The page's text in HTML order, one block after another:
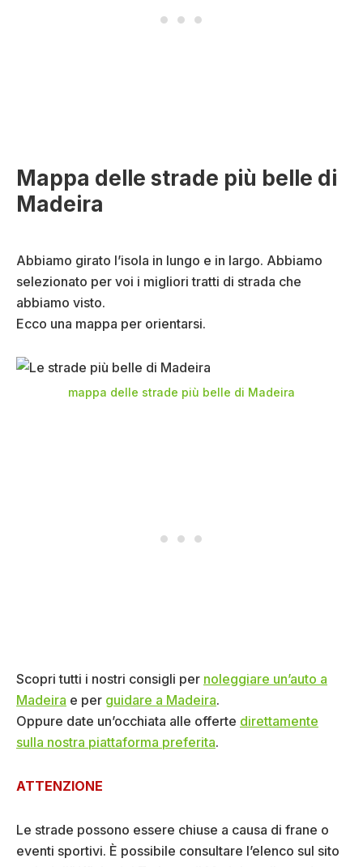
Mappa delle strade più belle di
Madeira
Abbiamo girato l’isola in lungo e in largo. Abbiamo
selezionato per voi i migliori tratti di strada che
abbiamo visto.
Ecco una mappa per orientarsi.
mappa delle strade più belle di Madeira
Scopri tutti i nostri consigli per noleggiare un’auto a
Madeira e per guidare a Madeira.
Oppure date un’occhiata alle offerte direttamente
sulla nostra piattaforma preferita.
ATTENZIONE
Le strade possono essere chiuse a causa di frane o
eventi sportivi. È possibile consultare l’elenco sul sito